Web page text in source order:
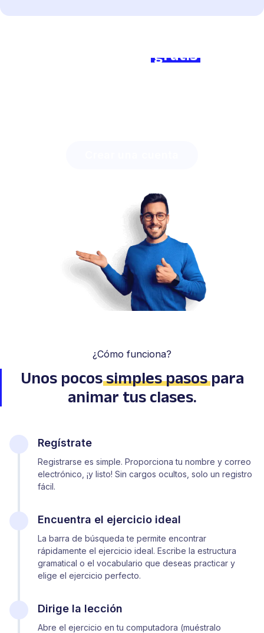
Únete a nosotrosgratishoy y
¿Cómo funciona?
Unos pocossimples pasos para
animar tus clases.
Regístrate
Registrarse es simple. Proporciona tu nombre y correo
electrónico, ¡y listo! Sin cargos ocultos, solo un registro
fácil.
Encuentra el ejercicio ideal
La barra de búsqueda te permite encontrar
rápidamente el ejercicio ideal. Escribe la estructura
gramatical o el vocabulario que deseas practicar y
elige el ejercicio perfecto.
Dirige la lección
Abre el ejercicio en tu computadora (muéstralo